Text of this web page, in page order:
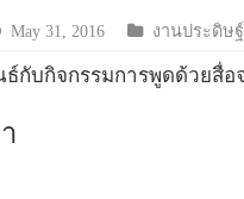
May 31, 2016 งานประดิษฐ์
กับกิจกรรมการพูดด้วยสื่